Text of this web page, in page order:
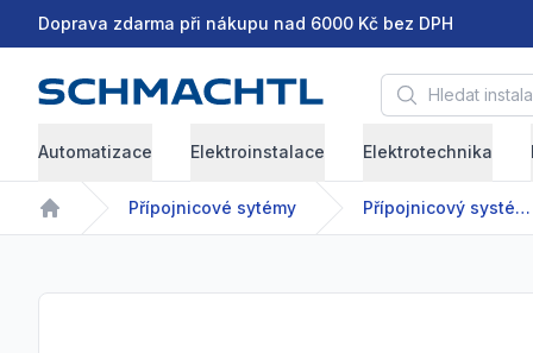
Doprava zdarma při nákupu nad 6000 Kč bez DPH
Hledat
Automatizace Elektroinstalace Elektrotechnika
Home
Přípojnicové sytémy Přípojnicový systém - GDA/GDR - 63-2500 A